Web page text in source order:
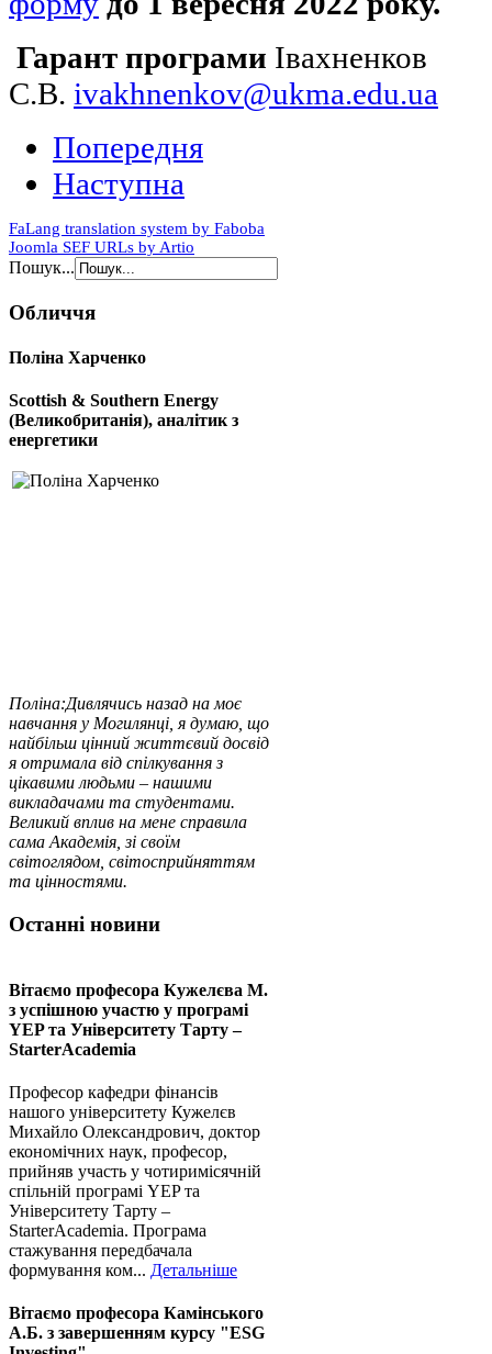
Гарант програми Івахненков
С.В. ivakhnenkov@ukma.edu.ua
Попередня
Наступна
FaLang translation system by Faboba
Joomla SEF URLs by Artio
Пошук...
Обличчя
Поліна Харченко
Scottish & Southern Energy
(Великобританія), аналітик з
енергетики
Поліна:Дивлячись назад на моє
навчання у Могилянці, я думаю, що
найбільш цінний життєвий досвід
я отримала від спілкування з
цікавими людьми – нашими
викладачами та студентами.
Великий вплив на мене справила
сама Академія, зі своїм
світоглядом, світосприйняттям
та цінностями.
Останні новини
Вітаємо професора Кужелєва М.
з успішною участю у програмі
YEP та Університету Тарту –
StarterAcademia
Професор кафедри фінансів
нашого університету Кужелєв
Михайло Олександрович, доктор
економічних наук, професор,
прийняв участь у чотиримісячній
спільній програмі YEP та
Університету Тарту –
StarterAcademia. Програма
стажування передбачала
формування ком... Детальніше
Вітаємо професора Камінського
А.Б. з завершенням курсу "ESG